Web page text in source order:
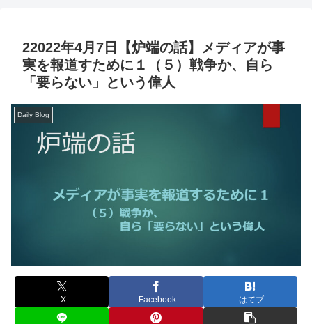
22022年4月7日【炉端の話】メディアが事
実を報道すために１（５）戦争か、自ら
「要らない」という偉人
Daily Blog
X Facebook はてブ